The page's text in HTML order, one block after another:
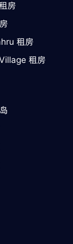
房
租房
租房